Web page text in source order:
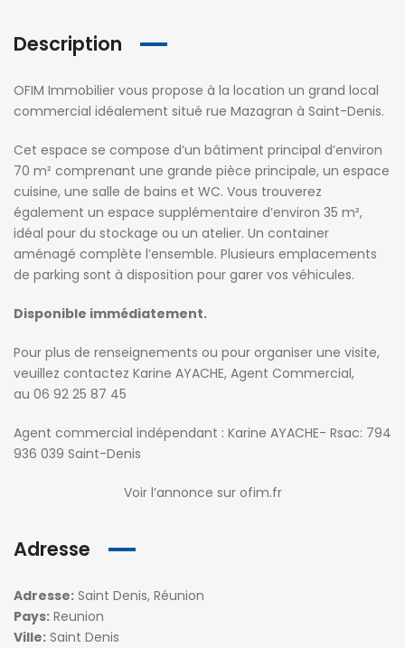
Description
OFIM Immobilier vous propose à la location un grand local
commercial idéalement situé rue Mazagran à Saint-Denis.
Cet espace se compose d’un bâtiment principal d’environ
70 m² comprenant une grande pièce principale, un espace
cuisine, une salle de bains et WC. Vous trouverez
également un espace supplémentaire d’environ 35 m²,
idéal pour du stockage ou un atelier. Un container
aménagé complète l’ensemble. Plusieurs emplacements
de parking sont à disposition pour garer vos véhicules.
Disponible immédiatement.
Pour plus de renseignements ou pour organiser une visite,
veuillez contactez Karine AYACHE, Agent Commercial,
au 06 92 25 87 45
Agent commercial indépendant : Karine AYACHE- Rsac: 794
936 039 Saint-Denis
Voir l’annonce sur ofim.fr
Adresse
Adresse: Saint Denis, Réunion
Pays: Reunion
Ville: Saint Denis